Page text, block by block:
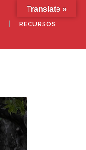
RECURSOS
Translate »